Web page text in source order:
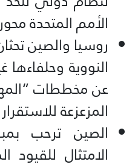
الأمم المتحدة
روسيا والصين
النووية
عن مخططات
المزعزعة للاستقرار
الصين ترحب
الامتثال للقيود